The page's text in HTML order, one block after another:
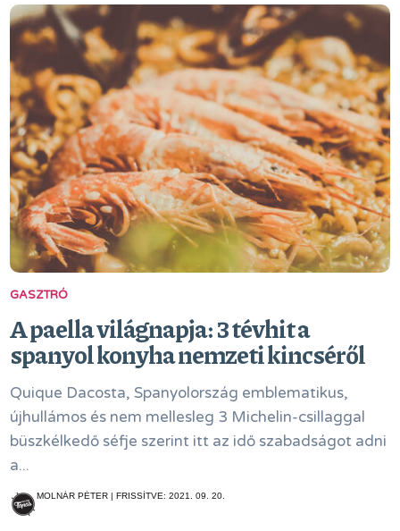
GASZTRÓ
A paella világnapja: 3 tévhit a
spanyol konyha nemzeti kincséről
Quique Dacosta, Spanyolország emblematikus,
újhullámos és nem mellesleg 3 Michelin-csillaggal
büszkélkedő séfje szerint itt az idő szabadságot adni
a...
MOLNÁR PÉTER | FRISSÍTVE: 2021. 09. 20.